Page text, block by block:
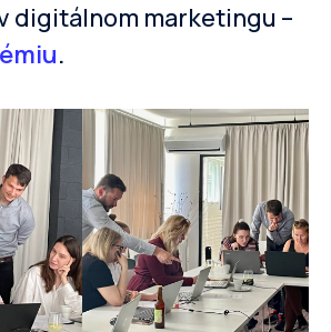
digitálnom marketingu –
.